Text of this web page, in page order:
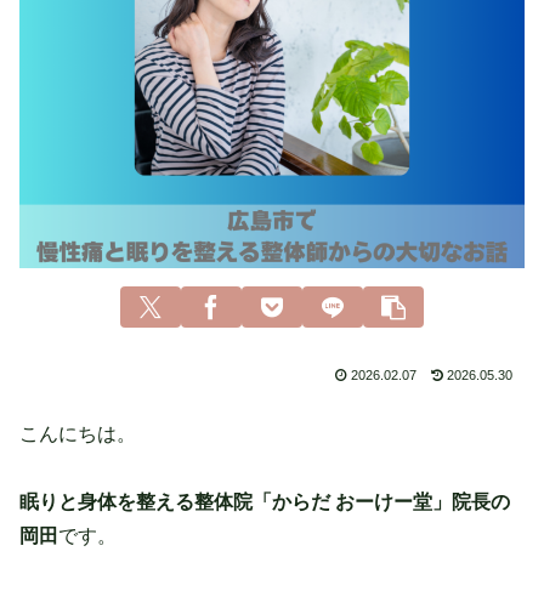
2026.02.07 2026.05.30
こんにちは。
眠りと身体を整える整体院「からだ おーけー堂」院長の
岡田 です。